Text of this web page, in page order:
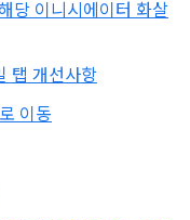
당 이니시에이터 화살
탭 개선사항
이동